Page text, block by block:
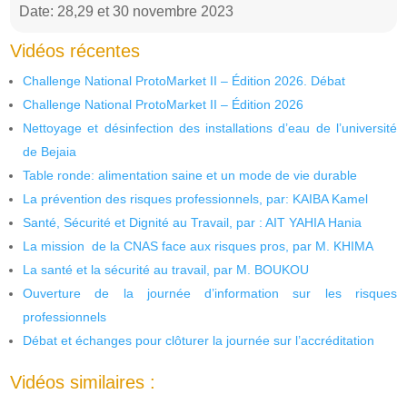
Date: 28,29 et 30 novembre 2023
Vidéos récentes
Challenge National ProtoMarket II – Édition 2026. Débat
Challenge National ProtoMarket II – Édition 2026
Nettoyage et désinfection des installations d’eau de l’université
de Bejaia
Table ronde: alimentation saine et un mode de vie durable
La prévention des risques professionnels, par: KAIBA Kamel
Santé, Sécurité et Dignité au Travail, par : AIT YAHIA Hania
La mission de la CNAS face aux risques pros, par M. KHIMA
La santé et la sécurité au travail, par M. BOUKOU
Ouverture de la journée d’information sur les risques
professionnels
Débat et échanges pour clôturer la journée sur l’accréditation
Vidéos similaires :